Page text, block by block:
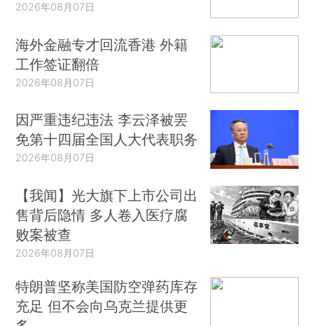
2026年08月07日
海外金融专才回流香港 外籍
工作签证翻倍
2026年08月07日
因严重违纪违法 李云泽被罢
免第十四届全国人大代表职务
2026年08月07日
【我闻】光大旗下上市公司出
售背后隐情 多人卷入医疗腐
败案被查
2026年08月07日
特朗普坚称美国防空弹药库存
充足 但不会向乌克兰提供更